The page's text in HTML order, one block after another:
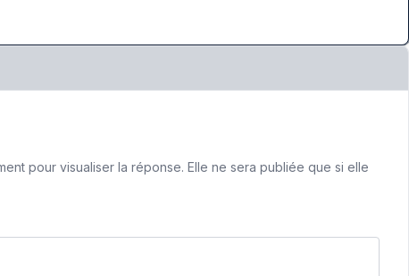
pour visualiser la réponse. Elle ne sera publiée que si elle